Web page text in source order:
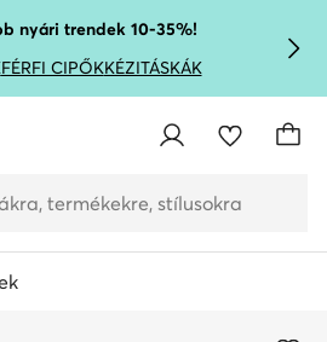
nyári trendek 10-35%!
FÉRFI CIPŐKKÉZITÁSKÁK
termékekre, stílusokra